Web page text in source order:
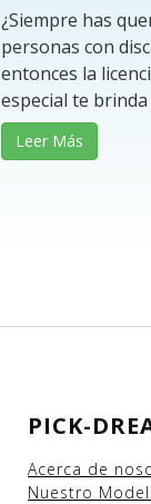
¿Siempre has
personas con
entonces la
especial te brinda
Leer Más
PICK-
Acerca de
Nuestro